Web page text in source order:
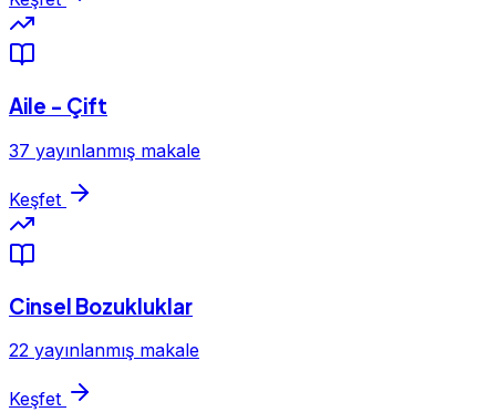
Aile - Çift
37 yayınlanmış makale
Keşfet
Cinsel Bozukluklar
22 yayınlanmış makale
Keşfet